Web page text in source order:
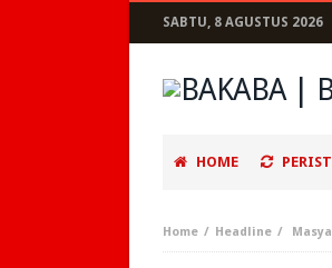
SABTU, 8 AGUSTUS 2026
HOME
Home Headline